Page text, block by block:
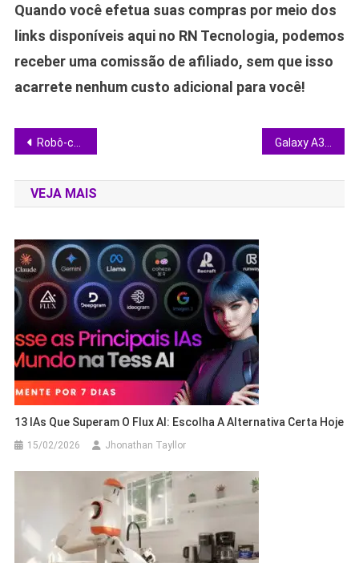
Quando você efetua suas compras por meio dos
links disponíveis aqui no RN Tecnologia, podemos
receber uma comissão de afiliado, sem que isso
acarrete nenhum custo adicional para você!
Navegação
de
Post
Robô-cão com IA ganha navegação com memória e voz para salvar vidas
VEJA MAIS
13 IAs Que Superam O Flux AI: Escolha A Alternativa Certa Hoje
15/02/2026 Jhonathan Tayllor